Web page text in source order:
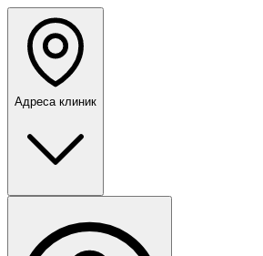
Адреса клиник